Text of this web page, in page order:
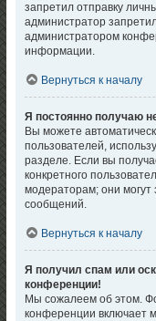
запретил отправку
администратор
администратором
информации.
Вернуться к началу
Я постоянно получаю
Вы можете
пользователей,
разделе. Если вы
конкретного
модераторам; они могут
сообщений.
Вернуться к началу
Я получил спам или
конференции!
Мы сожалеем об этом.
конференции включает